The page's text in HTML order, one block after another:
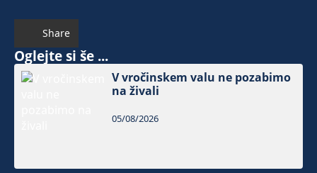
Share
Oglejte si še ...
V vročinskem valu ne pozabimo
na živali
05/08/2026